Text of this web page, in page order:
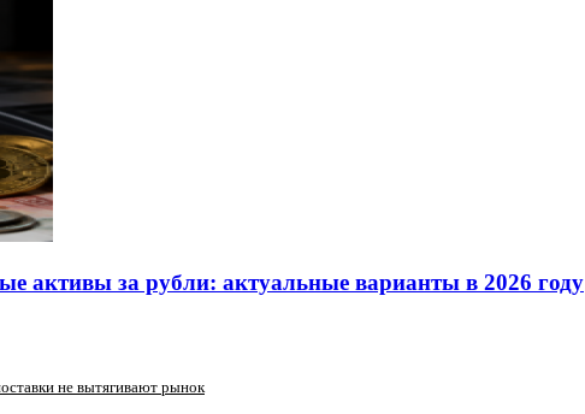
активы за рубли: актуальные варианты в 2026 году
не вытягивают рынок